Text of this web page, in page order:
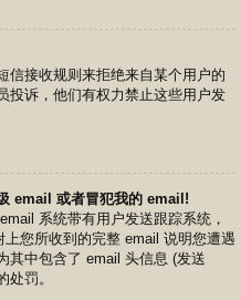
信接收规则来拒绝来自某个用户的
投诉，他们有权力禁止这些用户发
email 或者冒犯我的 email!
系统带有用户发送跟踪系统，
您所收到的完整 email 说明您遭遇
其中包含了 email 头信息 (发送
罚。